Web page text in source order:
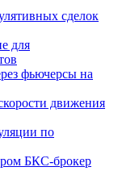
сделок
для
фьючерсы на
движения
по
БКС-брокер